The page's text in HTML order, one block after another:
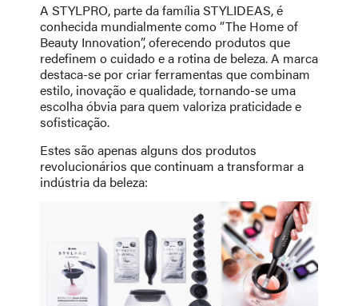
A STYLPRO, parte da família STYLIDEAS, é
conhecida mundialmente como “The Home of
Beauty Innovation”, oferecendo produtos que
redefinem o cuidado e a rotina de beleza. A marca
destaca-se por criar ferramentas que combinam
estilo, inovação e qualidade, tornando-se uma
escolha óbvia para quem valoriza praticidade e
sofisticação.
Estes são apenas alguns dos produtos
revolucionários que continuam a transformar a
indústria da beleza: